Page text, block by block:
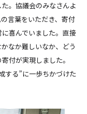
。協議会のみなさんよ
言葉をいただき、寄付
喜んでいました。直接
なか難しいなか、どう
付が実現しました。
する”に一歩ちかづけた